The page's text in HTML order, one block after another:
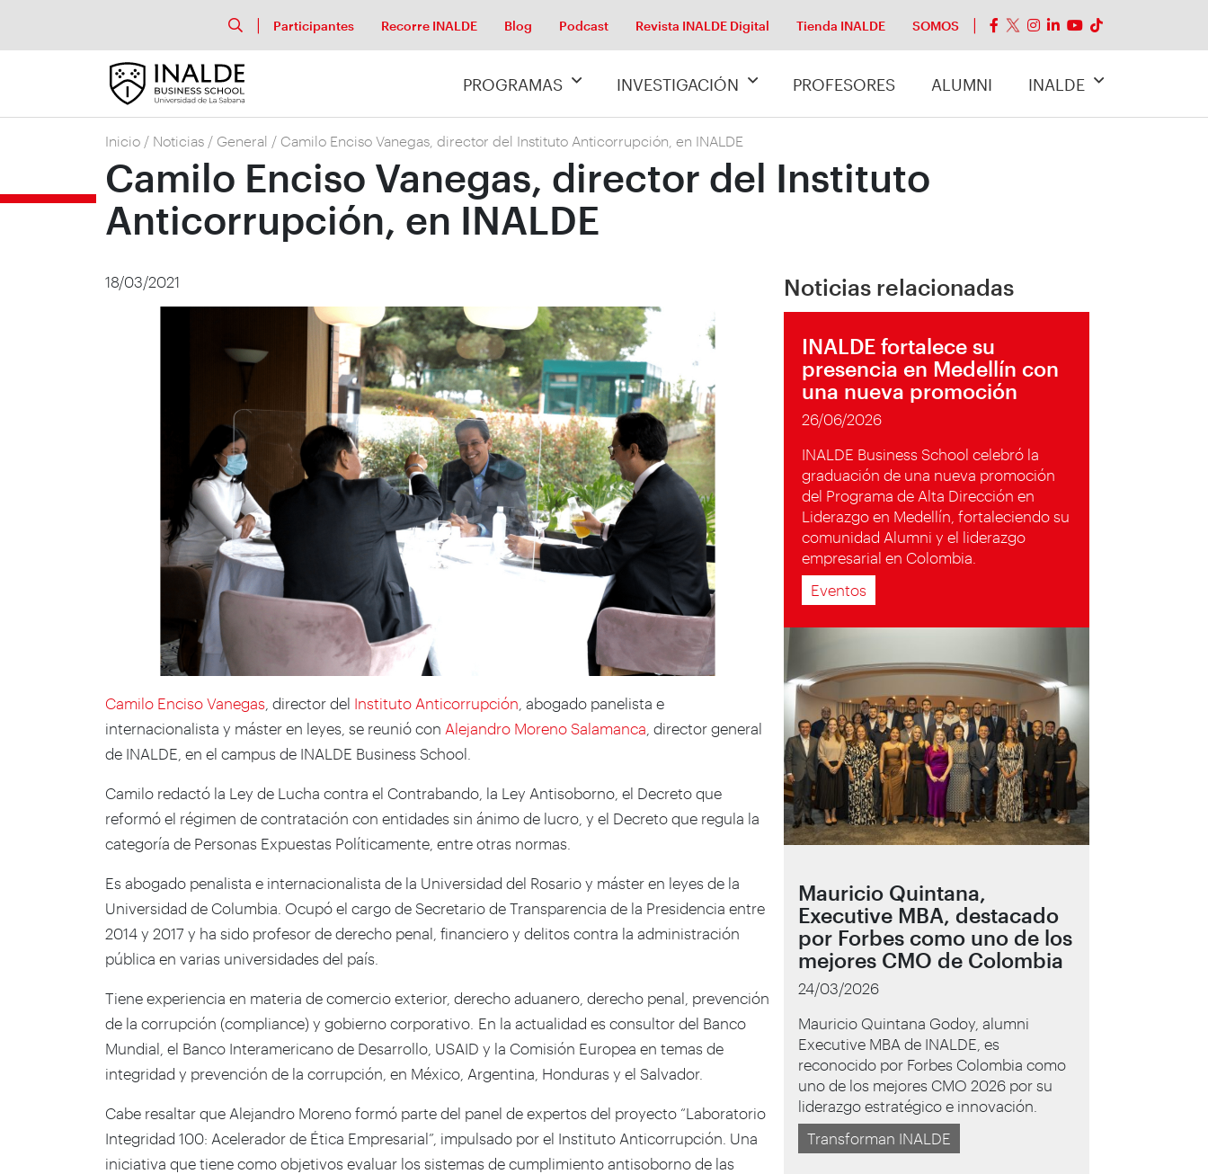
Participantes Recorre INALDE Blog Podcast Revista INALDE Digital Tienda INALDE SOMOS
PROGRAMAS INVESTIGACIÓN PROFESORES ALUMNI INALDE
Inicio / Noticias / General / Camilo Enciso Vanegas, director del Instituto Anticorrupción, en INALDE
Camilo Enciso Vanegas, director del Instituto
Anticorrupción, en INALDE
18/03/2021
Camilo Enciso Vanegas , director del Instituto Anticorrupción , abogado panelista e
internacionalista y máster en leyes, se reunió con Alejandro Moreno Salamanca , director general
de INALDE, en el campus de INALDE Business School.
Camilo redactó la Ley de Lucha contra el Contrabando, la Ley Antisoborno, el Decreto que
reformó el régimen de contratación con entidades sin ánimo de lucro, y el Decreto que regula la
categoría de Personas Expuestas Políticamente, entre otras normas.
Es abogado penalista e internacionalista de la Universidad del Rosario y máster en leyes de la
Universidad de Columbia. Ocupó el cargo de Secretario de Transparencia de la Presidencia entre
2014 y 2017 y ha sido profesor de derecho penal, financiero y delitos contra la administración
pública en varias universidades del país.
Tiene experiencia en materia de comercio exterior, derecho aduanero, derecho penal, prevención
de la corrupción (compliance) y gobierno corporativo. En la actualidad es consultor del Banco
Mundial, el Banco Interamericano de Desarrollo, USAID y la Comisión Europea en temas de
integridad y prevención de la corrupción, en México, Argentina, Honduras y el Salvador.
Cabe resaltar que Alejandro Moreno formó parte del panel de expertos del proyecto “Laboratorio
Integridad 100: Acelerador de Ética Empresarial”, impulsado por el Instituto Anticorrupción. Una
iniciativa que tiene como objetivos evaluar los sistemas de cumplimiento antisoborno de las
Noticias relacionadas
INALDE fortalece su
presencia en Medellín con
una nueva promoción
26/06/2026
INALDE Business School celebró la
graduación de una nueva promoción
del Programa de Alta Dirección en
Liderazgo en Medellín, fortaleciendo su
comunidad Alumni y el liderazgo
empresarial en Colombia.
Eventos
Mauricio Quintana,
Executive MBA, destacado
por Forbes como uno de los
mejores CMO de Colombia
24/03/2026
Mauricio Quintana Godoy, alumni
Executive MBA de INALDE, es
reconocido por Forbes Colombia como
uno de los mejores CMO 2026 por su
liderazgo estratégico e innovación.
Transforman INALDE